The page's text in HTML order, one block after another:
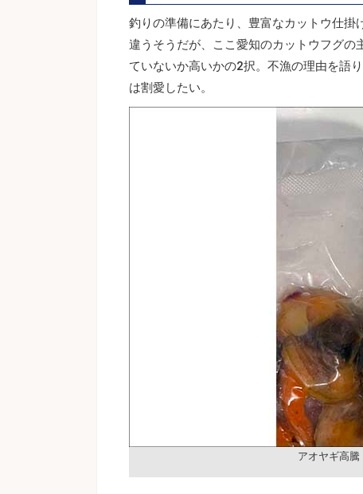
釣りの準備にあたり、豊富なカットウ仕掛
違うそうだが、ここ愛知のカットウフグの
ていないか高いかの2択。不漁の理由を語
は割愛したい。
アオヤギ高騰